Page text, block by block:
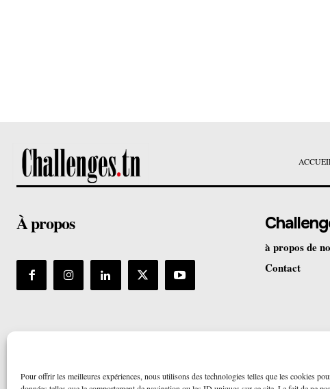
Pour offrir les meilleures expériences, nous utilisons des technologies telles que les cookies
À propos
à propos de
Contact